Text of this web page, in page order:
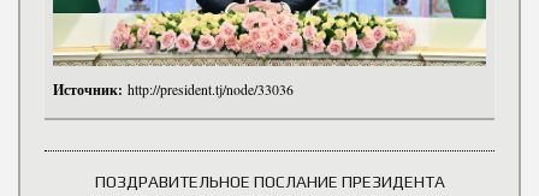
Источник: http://president.tj/node/33036
ПОЗДРАВИТЕЛЬНОЕ ПОСЛАНИЕ ПРЕЗИДЕНТА